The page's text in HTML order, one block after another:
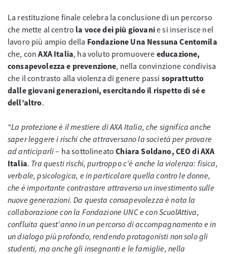
La restituzione finale celebra la conclusione di un percorso
che mette al centro la voce dei più giovanie si inserisce nel
lavoro più ampio della Fondazione Una Nessuna Centomila
che, conAXA Italia, ha voluto promuovere educazione,
consapevolezza e prevenzione, nella convinzione condivisa
che il contrasto alla violenza di genere passi soprattutto
dalle giovani generazioni, esercitando il rispetto di sé e
dell’altro.
“La protezione è il mestiere di AXA Italia, che significa anche
saper leggere i rischi che attraversano la società per provare
ad anticiparli– ha sottolineatoChiara Soldano, CEO di AXA
Italia. Tra questi rischi, purtroppo c’è anche la violenza: fisica,
verbale, psicologica, e in particolare quella contro le donne,
che è importante contrastare attraverso un investimento sulle
nuove generazioni. Da questa consapevolezza è nata la
collaborazione con la Fondazione UNC e con ScuolAttiva,
confluita quest’anno in un percorso di accompagnamento e in
un dialogo più profondo, rendendo protagonisti non solo gli
studenti, ma anche gli insegnanti e le famiglie, nella